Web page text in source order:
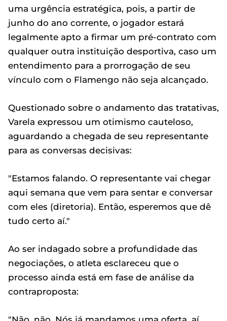
uma urgência estratégica, pois, a partir de
junho do ano corrente, o jogador estará
legalmente apto a firmar um pré-contrato com
qualquer outra instituição desportiva, caso um
entendimento para a prorrogação de seu
vínculo com o Flamengo não seja alcançado.
Questionado sobre o andamento das tratativas,
Varela expressou um otimismo cauteloso,
aguardando a chegada de seu representante
para as conversas decisivas:
"Estamos falando. O representante vai chegar
aqui semana que vem para sentar e conversar
com eles (diretoria). Então, esperemos que dê
tudo certo aí."
Ao ser indagado sobre a profundidade das
negociações, o atleta esclareceu que o
processo ainda está em fase de análise da
contraproposta: